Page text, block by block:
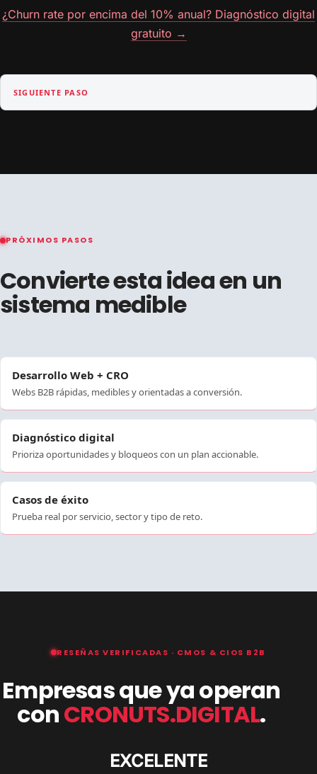
¿Churn rate por encima del 10% anual? Diagnóstico digital
gratuito →
SIGUIENTE PASO
PRÓXIMOS PASOS
Convierte esta idea en un
sistema medible
Desarrollo Web + CRO
Webs B2B rápidas, medibles y orientadas a conversión.
Diagnóstico digital
Prioriza oportunidades y bloqueos con un plan accionable.
Casos de éxito
Prueba real por servicio, sector y tipo de reto.
RESEÑAS VERIFICADAS · CMOS & CIOS B2B
Empresas que ya operan
conCRONUTS.DIGITAL.
EXCELENTE